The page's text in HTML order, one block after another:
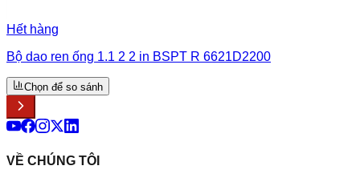
Hết hàng
Bộ dao ren ống 1.1 2 2 in BSPT R 6621D2200
Chọn để so sánh
VỀ CHÚNG TÔI